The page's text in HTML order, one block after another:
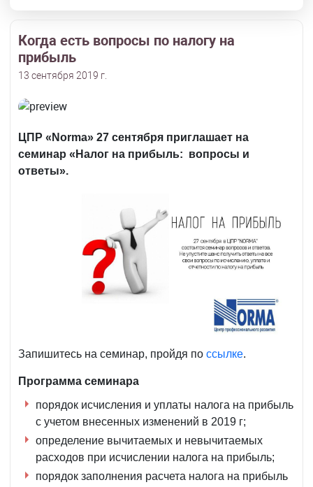
Когда есть вопросы по налогу на
прибыль
13 сентября 2019 г.
ЦПР « Norma» 27 сентября приглашает на
семинар «Налог на прибыль: вопросы и
ответы».
Запишитесь на семинар, пройдя по ссылке.
Программа семинара
порядок исчисления и уплаты налога на прибыль
с учетом внесенных изменений в 2019 г;
определение вычитаемых и невычитаемых
расходов при исчислении налога на прибыль;
порядок заполнения расчета налога на прибыль